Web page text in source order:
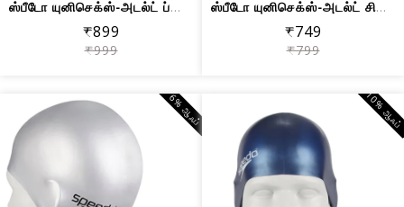
ஸ்பீடோ யுனிசெக்ஸ்-அடல்ட் ப்ளைன் மோல்ட...
₹899
₹999
ஸ்பீடோ யுனிசெக்ஸ்-அடல்ட் சிலிகான் பிள...
₹749
₹799
6% ஆஃப் 10%